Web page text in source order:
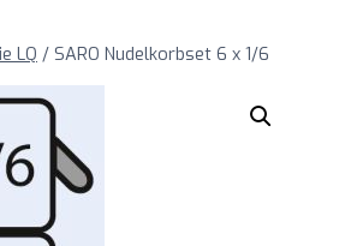
LQ / SARO Nudelkorbset 6 x 1/6